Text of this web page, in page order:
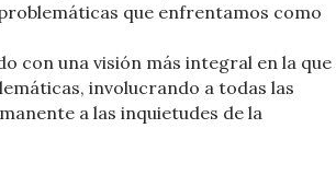
que enfrentamos como
con una visión más integral en la que
involucrando a todas las
a las inquietudes de la